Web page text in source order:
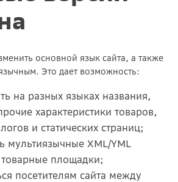
основной язык сайта, а также
Это дает возможность:
на разных языках названия,
характеристики товаров,
и статических страниц;
мультиязычные XML/YML
площадки;
посетителям сайта между